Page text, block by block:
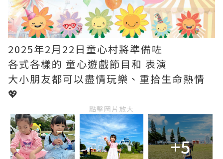
2025年2月22日童心村將準備咗
各式各樣的 童心遊戲節目和 表演
大小朋友都可以盡情玩樂、重拾生命熱情
💖
點擊圖片放大
+5